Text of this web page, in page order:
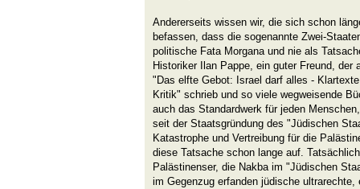
Andererseits wissen wir, die sich schon
befassen, dass die sogenannte Zwei-
politische Fata Morgana und nie als
Historiker Ilan Pappe, ein guter Freund, der
"Das elfte Gebot: Israel darf alles -
Kritik" schrieb und so viele wegweisende
auch das Standardwerk für jeden
seit der Staatsgründung des "Jüdischen
Katastrophe und Vertreibung für die
diese Tatsache schon lange auf.
Palästinenser, die Nakba im "Jüdischen
im Gegenzug erfanden jüdische